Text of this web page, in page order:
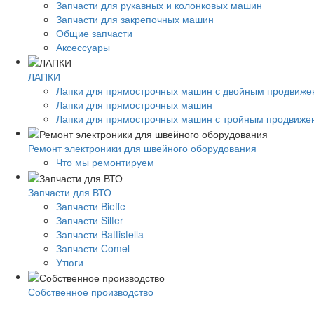
Запчасти для рукавных и колонковых машин
Запчасти для закрепочных машин
Общие запчасти
Аксессуары
ЛАПКИ
Лапки для прямострочных машин с двойным
Лапки для прямострочных машин
Лапки для прямострочных машин с тройным
Ремонт электроники для швейного оборудования
Что мы ремонтируем
Запчасти для ВТО
Запчасти Bieffe
Запчасти Silter
Запчасти Battistella
Запчасти Comel
Утюги
Собственное производство